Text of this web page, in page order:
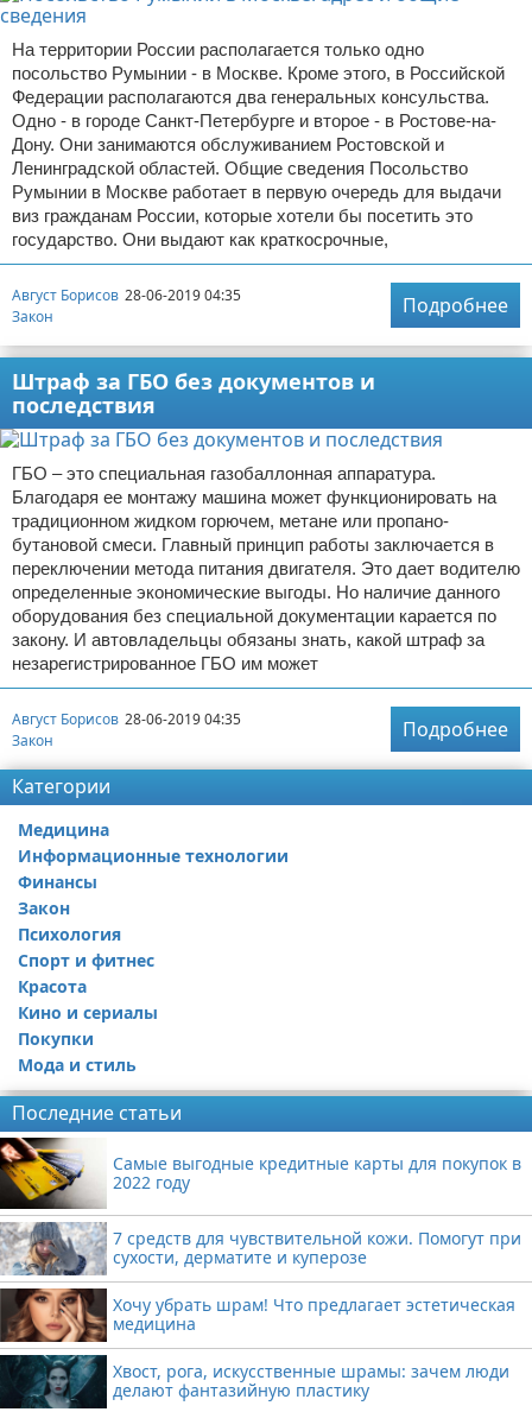
На территории России располагается только одно
посольство Румынии - в Москве. Кроме этого, в Российской
Федерации располагаются два генеральных консульства.
Одно - в городе Санкт-Петербурге и второе - в Ростове-на-
Дону. Они занимаются обслуживанием Ростовской и
Ленинградской областей. Общие сведения Посольство
Румынии в Москве работает в первую очередь для выдачи
виз гражданам России, которые хотели бы посетить это
государство. Они выдают как краткосрочные,
Август Борисов 28-06-2019 04:35
Закон
Подробнее
Штраф за ГБО без документов и
последствия
ГБО – это специальная газобаллонная аппаратура.
Благодаря ее монтажу машина может функционировать на
традиционном жидком горючем, метане или пропано-
бутановой смеси. Главный принцип работы заключается в
переключении метода питания двигателя. Это дает водителю
определенные экономические выгоды. Но наличие данного
оборудования без специальной документации карается по
закону. И автовладельцы обязаны знать, какой штраф за
незарегистрированное ГБО им может
Август Борисов 28-06-2019 04:35
Закон
Подробнее
Категории
Медицина
Информационные технологии
Финансы
Закон
Психология
Спорт и фитнес
Красота
Кино и сериалы
Покупки
Мода и стиль
Последние статьи
Самые выгодные кредитные карты для покупок в
2022 году
7 средств для чувствительной кожи. Помогут при
сухости, дерматите и куперозе
Хочу убрать шрам! Что предлагает эстетическая
медицина
Хвост, рога, искусственные шрамы: зачем люди
делают фантазийную пластику